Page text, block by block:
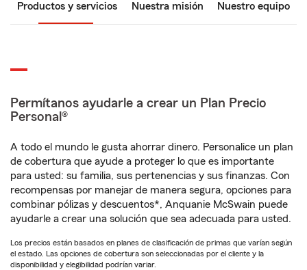
Productos y servicios Nuestra misión Nuestro equipo
Permítanos ayudarle a crear un Plan Precio
Personal®
A todo el mundo le gusta ahorrar dinero. Personalice un plan
de cobertura que ayude a proteger lo que es importante
para usted: su familia, sus pertenencias y sus finanzas. Con
recompensas por manejar de manera segura, opciones para
combinar pólizas y descuentos*, Anquanie McSwain puede
ayudarle a crear una solución que sea adecuada para usted.
Los precios están basados en planes de clasificación de primas que varían según
el estado. Las opciones de cobertura son seleccionadas por el cliente y la
disponibilidad y elegibilidad podrían variar.